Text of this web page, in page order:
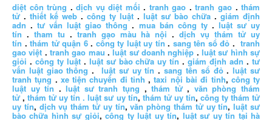
diệt côn trùng .dịch vụ diệt mối . tranh gao .tranh gao .thám
tử. thiết kế web . công ty luật . luật sư bào chữa .giám định
adn .tư vấn luật giao thông. mua bán công ty. luật sư uy
tín . tham tu .tranh gạo màu hà nội .dịch vụ thám tử uy
tín .thám tử quận 6. công ty luật uy tín . sang tên sổ đỏ .tranh
gao việt .tranh gao mau .luật sư doanh nghiệp .luật sư hình sự
giỏi . công ty luật. luật sư bào chữa uy tín .giám định adn .tư
vấn luật giao thông .luật sư uy tín .sang tên sổ đỏ.luật sư
tranh tụng . xe tiện chuyến đi tỉnh ,taxi nội bài đi tỉnh, công ty
luật uy tín .luật sư tranh tụng ,thám tử, văn phòng thám
tử,thám tử uy tín . luật sư uy tín, thám tử uy tín, công ty thám tử
uy tín, dịch vụ thám tử uy tín,văn phòng thám tử uy tín,luật sư
bào chữa hình sự giỏi,công ty luật uy tín, luật sư uy tín tại hà